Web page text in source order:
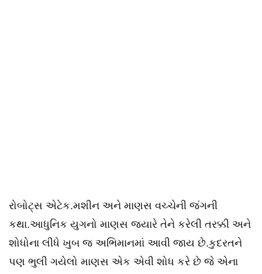
રોબોટ્સ એટેક.મશીન અને માણસ વચ્ચેની જંગની
કથા.આધુનિક યુગનો માણસ જ્યારે તેને કરેલી તરક્કી અને
શોધોના લીધે ખુબ જ અભિમાનમાં આવી જાય છે.કુદરતને
પણ ભુલી ગયેલો માણસ એક એવી શોધ કરે છે જે એના